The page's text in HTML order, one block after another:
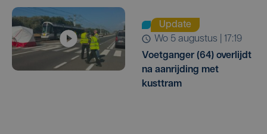
Update
wo 5 augustus | 17:19
Voetganger (64) overlijdt
na aanrijding met
kusttram